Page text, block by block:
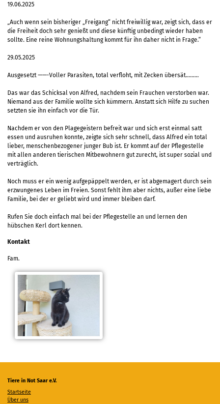
19.06.2025
„Auch wenn sein bisheriger „Freigang“ nicht freiwillig war, zeigt sich, dass er
die Freiheit doch sehr genießt und diese künftig unbedingt wieder haben
sollte. Eine reine Wohnungshaltung kommt für ihn daher nicht in Frage.“
29.05.2025
Ausgesetzt ——-Voller Parasiten, total verfloht, mit Zecken übersät………
Das war das Schicksal von Alfred, nachdem sein Frauchen verstorben war.
Niemand aus der Familie wollte sich kümmern. Anstatt sich Hilfe zu suchen
setzten sie ihn einfach vor die Tür.
Nachdem er von den Plagegeistern befreit war und sich erst einmal satt
essen und ausruhen konnte, zeigte sich sehr schnell, dass Alfred ein total
lieber, menschenbezogener junger Bub ist. Er kommt auf der Pflegestelle
mit allen anderen tierischen Mitbewohnern gut zurecht, ist super sozial und
verträglich.
Noch muss er ein wenig aufgepäppelt werden, er ist abgemagert durch sein
erzwungenes Leben im Freien. Sonst fehlt ihm aber nichts, außer eine liebe
Familie, bei der er geliebt wird und immer bleiben darf.
Rufen Sie doch einfach mal bei der Pflegestelle an und lernen den
hübschen Kerl dort kennen.
Kontakt
Fam.
Tiere in Not Saar e.V.
Startseite
Über uns